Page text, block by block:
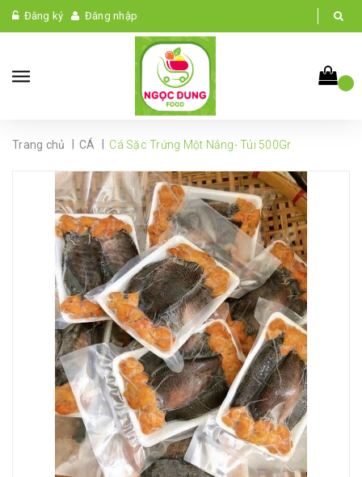
Đăng ký Đăng nhập
Trang chủ CÁ Cá Sặc Trứng Một Nắng- Túi 500Gr